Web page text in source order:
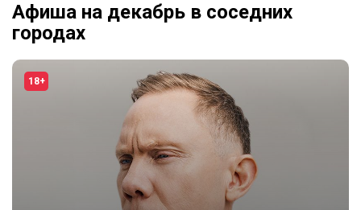
Афиша на декабрь в соседних
городах
18+